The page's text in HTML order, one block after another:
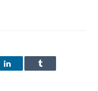
LinkedIn Tumblr